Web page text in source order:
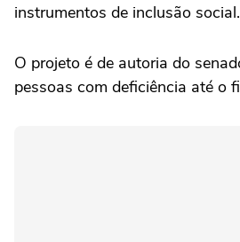
instrumentos de inclusão social.
O projeto é de autoria do
pessoas com deficiência até o